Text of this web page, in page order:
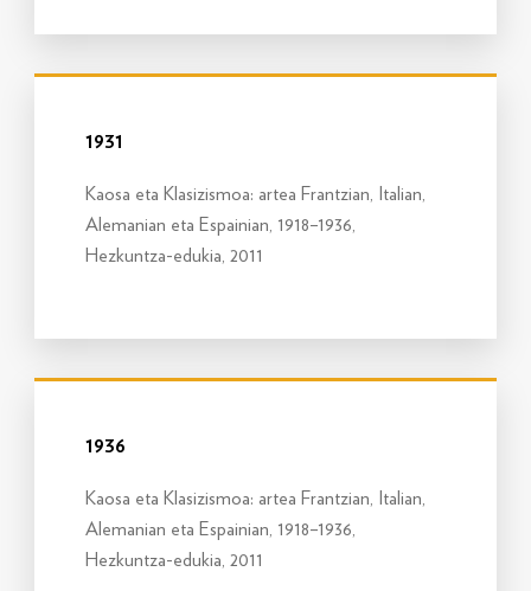
1931
Kaosa eta Klasizismoa: artea Frantzian, Italian,
Alemanian eta Espainian, 1918–1936,
Hezkuntza-edukia, 2011
1936
Kaosa eta Klasizismoa: artea Frantzian, Italian,
Alemanian eta Espainian, 1918–1936,
Hezkuntza-edukia, 2011